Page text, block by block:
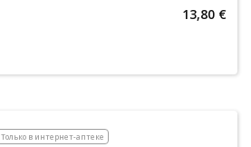
13,80 €
Только в интернет-аптеке